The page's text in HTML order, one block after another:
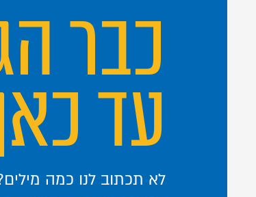
כבר
עד
לא תכתוב לנו כמה